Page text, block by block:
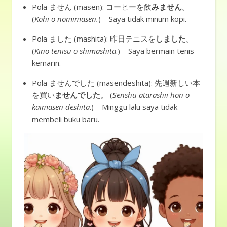
Pola ません (masen): コーヒーを飲みません。
(Kōhī o nomimasen.) – Saya tidak minum kopi.
Pola ました (mashita): 昨日テニスを しました。
(Kinō tenisu o shimashita.) – Saya bermain tenis
kemarin.
Pola ませんでした (masendeshita): 先週新しい本
を買い ませんでした。 (Senshū atarashii hon o
kaimasen deshita.) – Minggu lalu saya tidak
membeli buku baru.